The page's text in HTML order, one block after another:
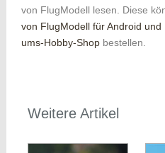
von FlugModell lesen. Diese
von FlugModell für Android und
ums-Hobby-Shop bestellen.
Weitere Artikel